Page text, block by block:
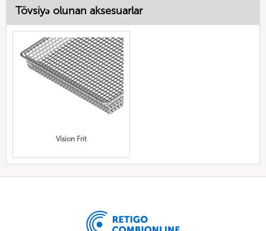
Tövsiyə olunan aksesuarlar
Vision Frit